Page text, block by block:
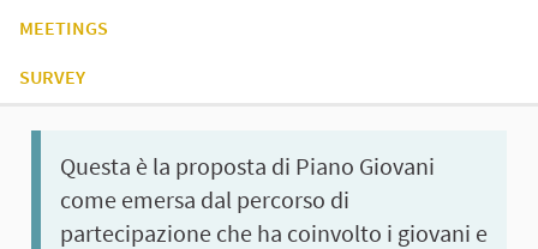
MEETINGS
SURVEY
Questa è la proposta di Piano Giovani
come emersa dal percorso di
partecipazione che ha coinvolto i giovani e